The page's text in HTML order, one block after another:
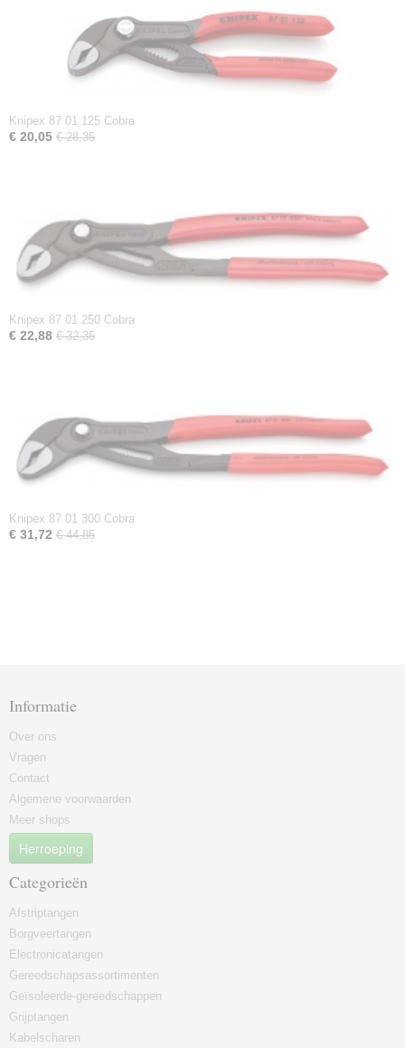
Knipex 87 01 125 Cobra
€ 20,05 € 28,35
Knipex 87 01 250 Cobra
€ 22,88 € 32,35
Knipex 87 01 300 Cobra
€ 31,72 € 44,85
Informatie
Over ons
Vragen
Contact
Algemene voorwaarden
Meer shops
Herroeping
Categorieën
Afstriptangen
Borgveertangen
Electronicatangen
Gereedschapsassortimenten
Geïsoleerde-gereedschappen
Grijptangen
Kabelscharen